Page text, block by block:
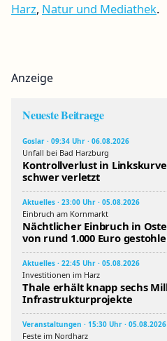
Harz, Natur und Mediathek.
Anzeige
Neueste Beitraege
Goslar · 09:34 Uhr · 06.08.2026
Unfall bei Bad Harzburg
Kontrollverlust in
schwer verletzt
Aktuelles · 23:00 Uhr · 05.08.2026
Einbruch am Kornmarkt
Nächtlicher Einbruch in
von rund 1.000 Euro
Aktuelles · 22:45 Uhr · 05.08.2026
Investitionen im Harz
Thale erhält knapp sechs
Infrastrukturprojekte
Veranstaltungen · 15:30 Uhr · 05.08.2026
Feste im Nordharz